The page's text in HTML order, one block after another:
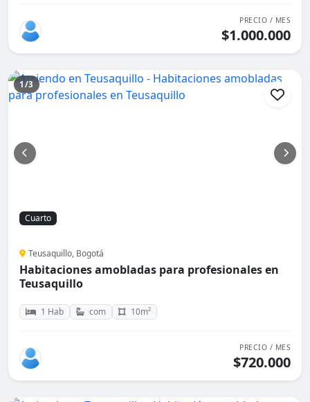
PRECIO / MES
$1.000.000
1/3
Cuarto
Teusaquillo, Bogotá
Habitaciones amobladas para profesionales en
Teusaquillo
1 Hab com 10m²
PRECIO / MES
$720.000